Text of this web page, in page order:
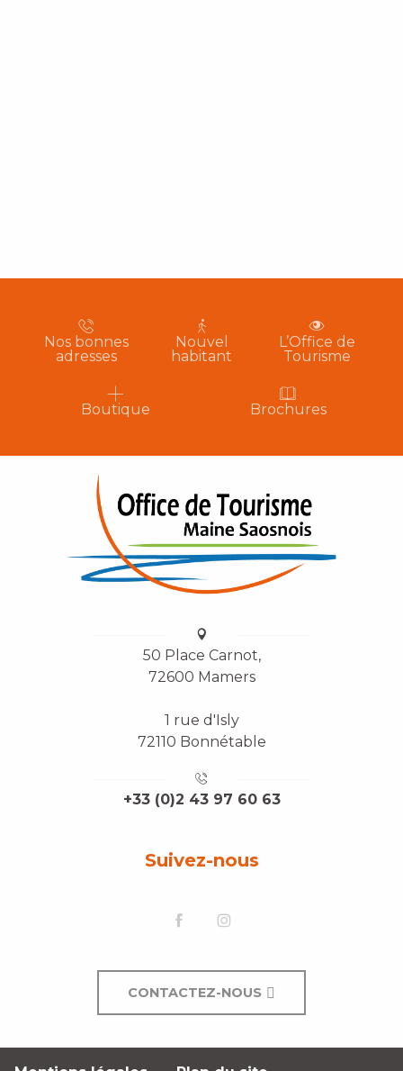
Nos bonnes
adresses
Nouvel
habitant
L’Office de
Tourisme
Boutique Brochures
50 Place Carnot,
72600 Mamers
1 rue d'Isly
72110 Bonnétable
+33 (0)2 43 97 60 63
Suivez-nous
CONTACTEZ-NOUS